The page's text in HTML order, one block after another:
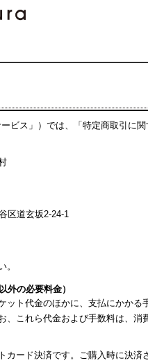
ビス」）では、「特定商取引に
区道玄坂2-24-1
。
外の必要料金）
ット代金のほかに、支払にかか
、これら代金および手数料は、消
カード決済です。ご購入時に決